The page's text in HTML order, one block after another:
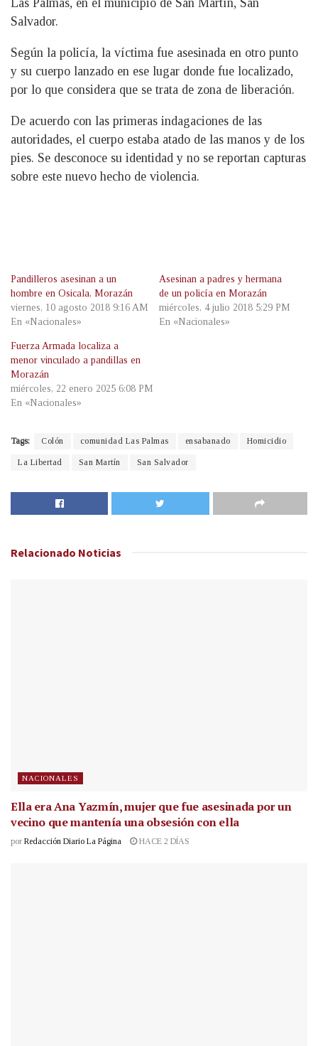
Las Palmas, en el municipio de San Martín, San
Salvador.
Según la policía, la víctima fue asesinada en otro punto
y su cuerpo lanzado en ese lugar donde fue localizado,
por lo que considera que se trata de zona de liberación.
De acuerdo con las primeras indagaciones de las
autoridades, el cuerpo estaba atado de las manos y de los
pies. Se desconoce su identidad y no se reportan capturas
sobre este nuevo hecho de violencia.
Pandilleros asesinan a un
hombre en Osicala, Morazán
viernes, 10 agosto 2018 9:16 AM
En «Nacionales»
Asesinan a padres y hermana
de un policía en Morazán
miércoles, 4 julio 2018 5:29 PM
En «Nacionales»
Fuerza Armada localiza a
menor vinculado a pandillas en
Morazán
miércoles, 22 enero 2025 6:08 PM
En «Nacionales»
Tags: Colón comunidad Las Palmas ensabanado Homicidio
La Libertad San Martín San Salvador
Relacionado Noticias
NACIONALES
Ella era Ana Yazmín, mujer que fue asesinada por un
vecino que mantenía una obsesión con ella
por Redacción Diario La Página HACE 2 DÍAS